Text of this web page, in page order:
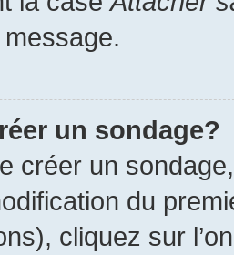
un sondage?
créer un
du
cliquez sur